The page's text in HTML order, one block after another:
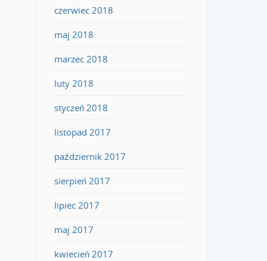
czerwiec 2018
maj 2018
marzec 2018
luty 2018
styczeń 2018
listopad 2017
październik 2017
sierpień 2017
lipiec 2017
maj 2017
kwiecień 2017